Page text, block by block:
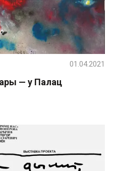
— у Палац
01.04.2021